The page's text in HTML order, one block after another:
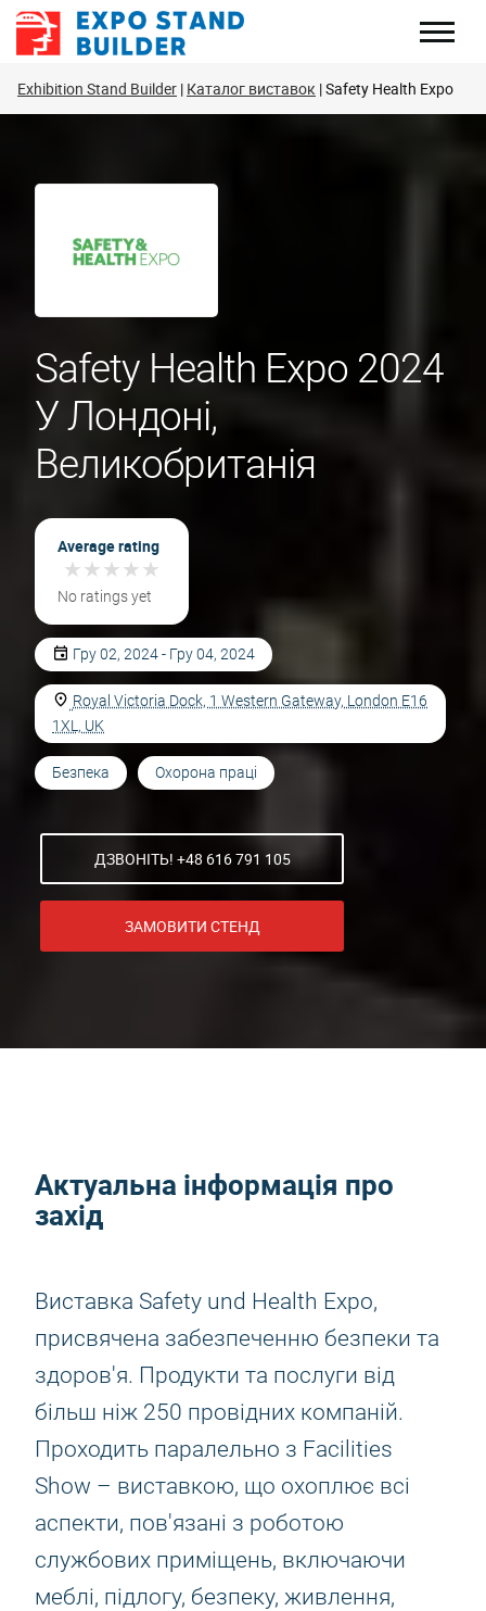
Перейти
Exhibition Stand Builder Каталог виставок Safety Health Expo
Safety Health Expo 2024
У Лондоні,
Великобританія
Average rating
★★★★★
★★★★★
No ratings yet
Гру 02, 2024 - Гру 04, 2024
Royal Victoria Dock, 1 Western Gateway, London E16
1XL, UK
Безпека Охорона праці
ДЗВОНІТЬ! +48 616 791 105
ЗАМОВИТИ СТЕНД
Актуальна інформація про
захід
Виставка Safety und Health Expo,
присвячена забезпеченню безпеки та
здоров'я. Продукти та послуги від
більш ніж 250 провідних компаній.
Проходить паралельно з Facilities
Show – виставкою, що охоплює всі
аспекти, пов'язані з роботою
службових приміщень, включаючи
меблі, підлогу, безпеку, живлення,